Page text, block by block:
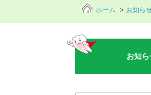
ホーム > お知ら
お知